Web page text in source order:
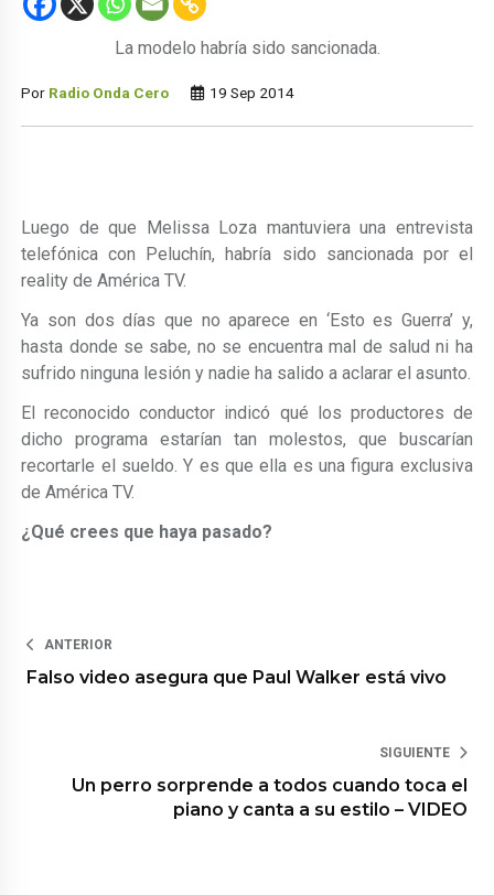
La modelo habría sido sancionada.
Por Radio Onda Cero 19 Sep 2014
Luego de que Melissa Loza mantuviera una entrevista
telefónica con Peluchín, habría sido sancionada por el
reality de América TV.
Ya son dos días que no aparece en ‘Esto es Guerra’ y,
hasta donde se sabe, no se encuentra mal de salud ni ha
sufrido ninguna lesión y nadie ha salido a aclarar el asunto.
El reconocido conductor indicó qué los productores de
dicho programa estarían tan molestos, que buscarían
recortarle el sueldo. Y es que ella es una figura exclusiva
de América TV.
¿Qué crees que haya pasado?
ANTERIOR
Falso video asegura que Paul Walker está vivo
SIGUIENTE
Un perro sorprende a todos cuando toca el
piano y canta a su estilo – VIDEO